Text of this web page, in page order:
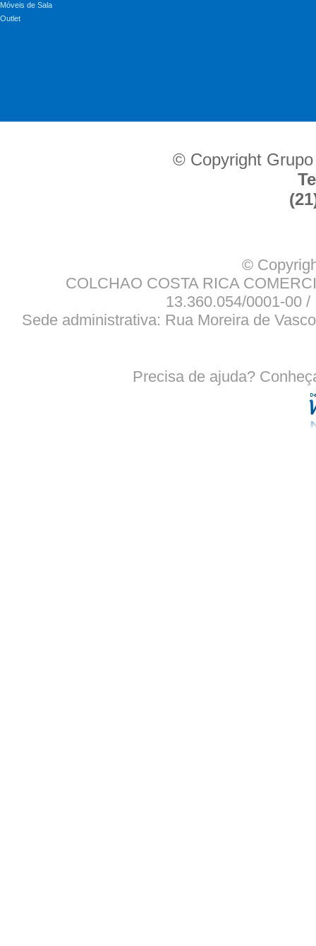
Móveis de Sala
Outlet
© Copyright
©
COLCHAO COSTA RICA
13.360.054/0001-00
Sede administrativa: Rua Moreira de
Precisa de ajuda?